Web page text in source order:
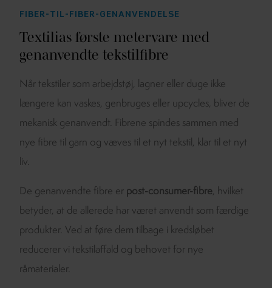
FIBER-TIL-FIBER-GENANVENDELSE
Textilias første metervare med
genanvendte tekstilfibre
Når tekstiler som arbejdstøj, lagner eller duge ikke
længere kan vaskes, genbruges eller upcycles, bliver de
mekanisk genanvendt. Fibrene spindes sammen med
nye fibre til garn og væves til et nyt tekstil, klar til et nyt
liv.
De genanvendte fibre er post-consumer-fibre, hvilket
betyder, at de allerede har været anvendt som færdige
produkter. Ved at føre dem tilbage i kredsløbet
reducerer vi tekstilaffald og behovet for nye
råmaterialer.